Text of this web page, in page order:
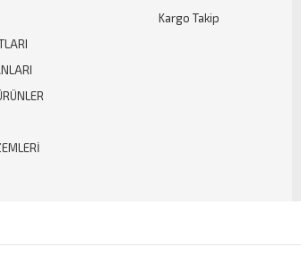
Kargo Takip